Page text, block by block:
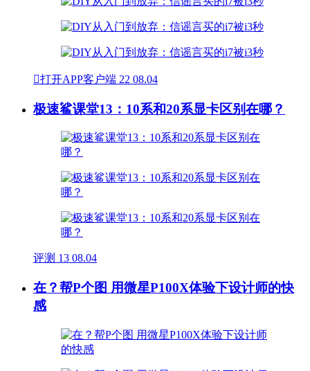
打开APP客户端 22 08.04
极速鲨课堂13：10系和20系显卡区别在哪？
评测 13 08.04
在？帮P个图 用微星P100X体验下设计师的快
感